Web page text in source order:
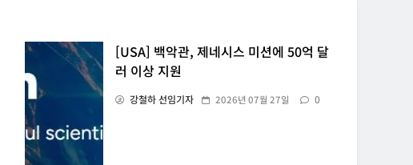
[USA] 백악관, 제네시스 미션에 50억 달
러 이상 지원
강철하 선임기자 2026년 07월 27일 0